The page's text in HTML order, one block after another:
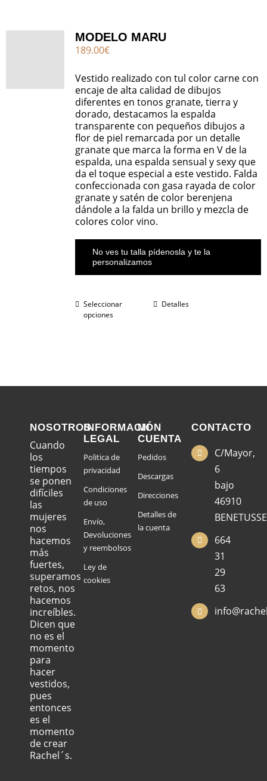
MODELO MARU
189.00€
Vestido realizado con tul color carne con
encaje de alta calidad de dibujos
diferentes en tonos granate, tierra y
dorado, destacamos la espalda
transparente con pequeños dibujos a
flor de piel remarcada por un detalle
granate que marca la forma en V de la
espalda, una espalda sensual y sexy que
da el toque especial a este vestido. Falda
confeccionada con gasa rayada de color
granate y satén de color berenjena
dándole a la falda un brillo y mezcla de
colores color vino.
No ves tu talla pídenosla y te la
personalizamos
Seleccionar
opciones
Detalles
NOSOTROS
Cuando
los
tiempos
se ponen
difíciles
las
mujeres
nos
hacemos
más
fuertes,
superamos
retos, nos
hacemos
increíbles.
Dicen que
no es el
momento
para
hacer
vestidos,
pues
entonces
es el
momento
de crear
Rachel´s.
INFORMACIÓN
LEGAL
Politica de
privacidad
Condiciones
de uso
Envío,
Devoluciones
y reembolsos
Ley de
cookies
MI
CUENTA
Pedidos
Descargas
Direcciones
Detalles de
la cuenta
CONTACTO
C/Mayor,
6
bajo
46910
664
31
29
63